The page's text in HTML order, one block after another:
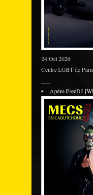
24 Oct 2026
Centre LGBT de
Apéro FreeDJ